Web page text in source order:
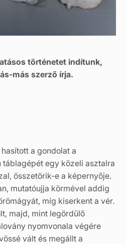
történetet indítunk,
más szerző írja.
a gondolat a
egy közeli asztalra
összetörik-e a képernyője.
mutatóujja körmével addig
míg kiserkent a vér.
majd, mint legördülő
nyomvonala végére
vált és megállt a